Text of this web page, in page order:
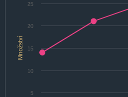
Množství
5
10
15
20
25